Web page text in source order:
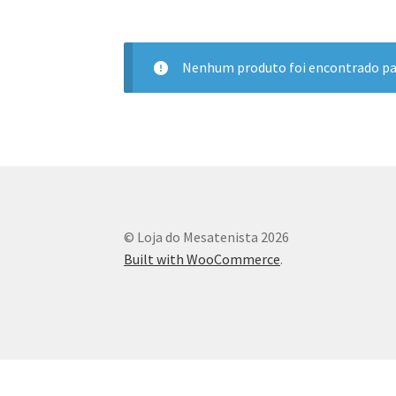
Nenhum produto foi encontrado
© Loja do Mesatenista 2026
Built with WooCommerce.